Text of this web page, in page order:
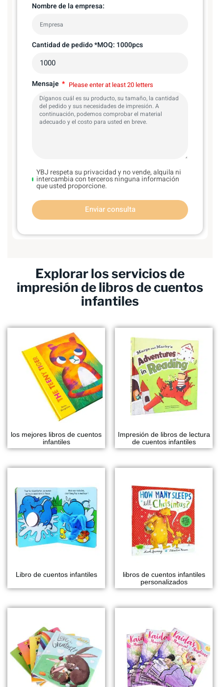
Nombre de la empresa:
Cantidad de pedido *MOQ: 1000pcs
Mensaje Please enter at least 20 letters
YBJ respeta su privacidad y no vende, alquila ni
intercambia con terceros ninguna información
que usted proporcione.
Enviar consulta
Explorar los servicios de
impresión de libros de cuentos
infantiles
los mejores libros de cuentos
infantiles
Impresión de libros de lectura
de cuentos infantiles
Libro de cuentos infantiles
libros de cuentos infantiles
personalizados